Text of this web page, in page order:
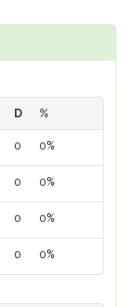
D %
0 0%
0 0%
0 0%
0 0%